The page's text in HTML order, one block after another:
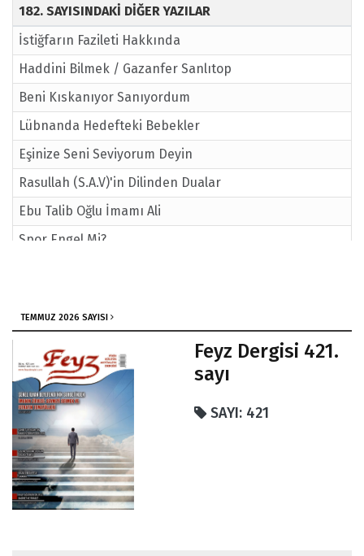
182. SAYISINDAKİ DİĞER YAZILAR
İstiğfarın Fazileti Hakkında
Haddini Bilmek / Gazanfer Sanlıtop
Beni Kıskanıyor Sanıyordum
Lübnanda Hedefteki Bebekler
Eşinize Seni Seviyorum Deyin
Rasullah (S.A.V)'in Dilinden Dualar
Ebu Talib Oğlu İmamı Ali
Spor Engel Mi?
Karabaş Otunun Özellikleri
182. Sayı / Feyz'den
İnananlara Müjde
Kadınlar Eşlerine Karşı Nasıl Olmalıdır?
İnsan İsek, O'nun (SAV) Sayesinde
Molla Abdullah'ı İlahi
TEMMUZ 2026 SAYISI
Feyz Dergisi 421.
sayı
SAYI: 421